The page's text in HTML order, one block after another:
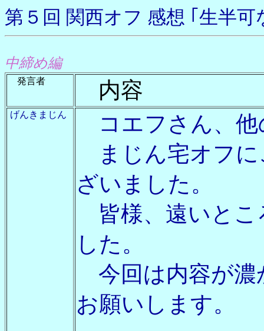
第５回 関西オフ 感想 ｢生半
中締め編
発言者 内容
げんきまじん
コエフさん、他
まじん宅オフに
ざいました。
皆様、遠いとこ
した。
今回は内容が濃
お願いします。